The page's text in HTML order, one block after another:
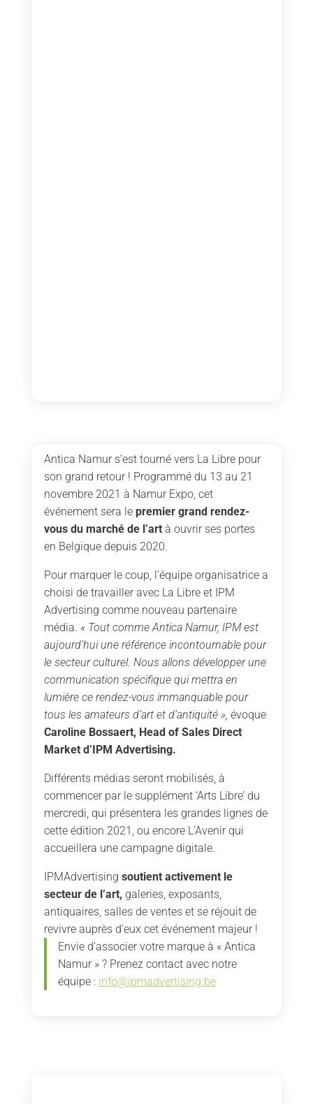
Antica Namur s’est tourné vers La Libre pour
son grand retour ! Programmé du 13 au 21
novembre 2021 à Namur Expo, cet
événement sera le premier grand rendez-
vous du marché de l’art à ouvrir ses portes
en Belgique depuis 2020.
Pour marquer le coup, l’équipe organisatrice a
choisi de travailler avec La Libre et IPM
Advertising comme nouveau partenaire
média. « Tout comme Antica Namur, IPM est
aujourd’hui une référence incontournable pour
le secteur culturel. Nous allons développer une
communication spécifique qui mettra en
lumière ce rendez-vous immanquable pour
tous les amateurs d’art et d’antiquité », évoque
Caroline Bossaert, Head of Sales Direct
Market d’IPM Advertising.
Différents médias seront mobilisés, à
commencer par le supplément ‘Arts Libre’ du
mercredi, qui présentera les grandes lignes de
cette édition 2021, ou encore L’Avenir qui
accueillera une campagne digitale.
IPMAdvertising soutient activement le
secteur de l’art, galeries, exposants,
antiquaires, salles de ventes et se réjouit de
revivre auprès d’eux cet événement majeur !
Envie d’associer votre marque à « Antica
Namur » ? Prenez contact avec notre
équipe : info@ipmadvertising.be